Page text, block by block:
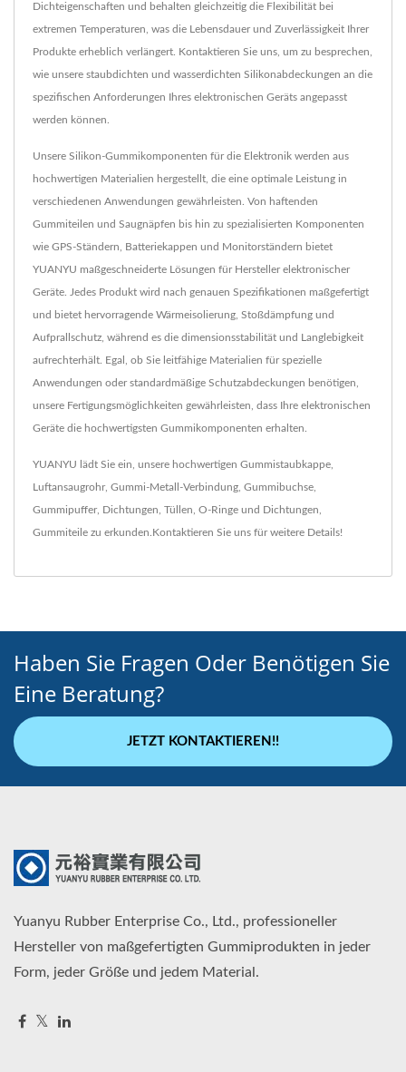
Dichteigenschaften und behalten gleichzeitig die Flexibilität bei
extremen Temperaturen, was die Lebensdauer und Zuverlässigkeit Ihrer
Produkte erheblich verlängert. Kontaktieren Sie uns, um zu besprechen,
wie unsere staubdichten und wasserdichten Silikonabdeckungen an die
spezifischen Anforderungen Ihres elektronischen Geräts angepasst
werden können.
Unsere Silikon-Gummikomponenten für die Elektronik werden aus
hochwertigen Materialien hergestellt, die eine optimale Leistung in
verschiedenen Anwendungen gewährleisten. Von haftenden
Gummiteilen und Saugnäpfen bis hin zu spezialisierten Komponenten
wie GPS-Ständern, Batteriekappen und Monitorständern bietet
YUANYU maßgeschneiderte Lösungen für Hersteller elektronischer
Geräte. Jedes Produkt wird nach genauen Spezifikationen maßgefertigt
und bietet hervorragende Wärmeisolierung, Stoßdämpfung und
Aufprallschutz, während es die dimensionsstabilität und Langlebigkeit
aufrechterhält. Egal, ob Sie leitfähige Materialien für spezielle
Anwendungen oder standardmäßige Schutzabdeckungen benötigen,
unsere Fertigungsmöglichkeiten gewährleisten, dass Ihre elektronischen
Geräte die hochwertigsten Gummikomponenten erhalten.
YUANYU lädt Sie ein, unsere hochwertigen Gummistaubkappe
Luftansaugrohr, Gummi-Metall-Verbindung Gummibuchse
Gummipuffer, Dichtungen Tüllen O-Ringe und Dichtungen
Gummiteile zu erkunden. Kontaktieren Sie uns für weitere Details!
Haben Sie Fragen Oder Benötigen Sie
Eine Beratung?
JETZT KONTAKTIEREN!!
Yuanyu Rubber Enterprise Co., Ltd., professioneller
Hersteller von maßgefertigten Gummiprodukten in jeder
Form, jeder Größe und jedem Material.